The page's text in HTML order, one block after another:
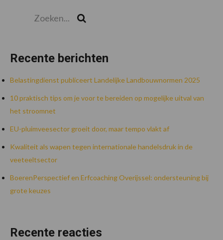
Recente berichten
Belastingdienst publiceert Landelijke Landbouwnormen 2025
10 praktisch tips om je voor te bereiden op mogelijke uitval van
het stroomnet
EU-pluimveesector groeit door, maar tempo vlakt af
Kwaliteit als wapen tegen internationale handelsdruk in de
veeteeltsector
BoerenPerspectief en Erfcoaching Overijssel: ondersteuning bij
grote keuzes
Recente reacties